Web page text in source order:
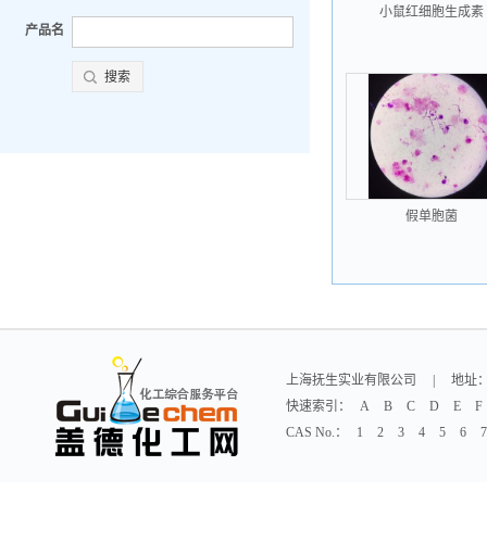
产品名
小鼠红细胞生成素
假单胞菌
上海抚生实业有限公司
地址
快速索引：
A B C D E
F
CAS No.：
1 2 3 4 5 6 7